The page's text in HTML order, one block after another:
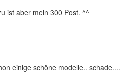
ist aber mein 300 Post. ^^
einige schöne modelle.. schade....